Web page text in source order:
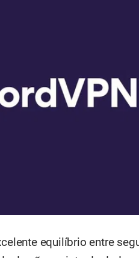
equilíbrio entre